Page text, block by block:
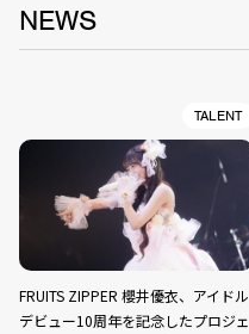
NEWS
TALENT
FRUITS ZIPPER 櫻井優衣、アイドル
デビュー10周年を記念したプロジェ